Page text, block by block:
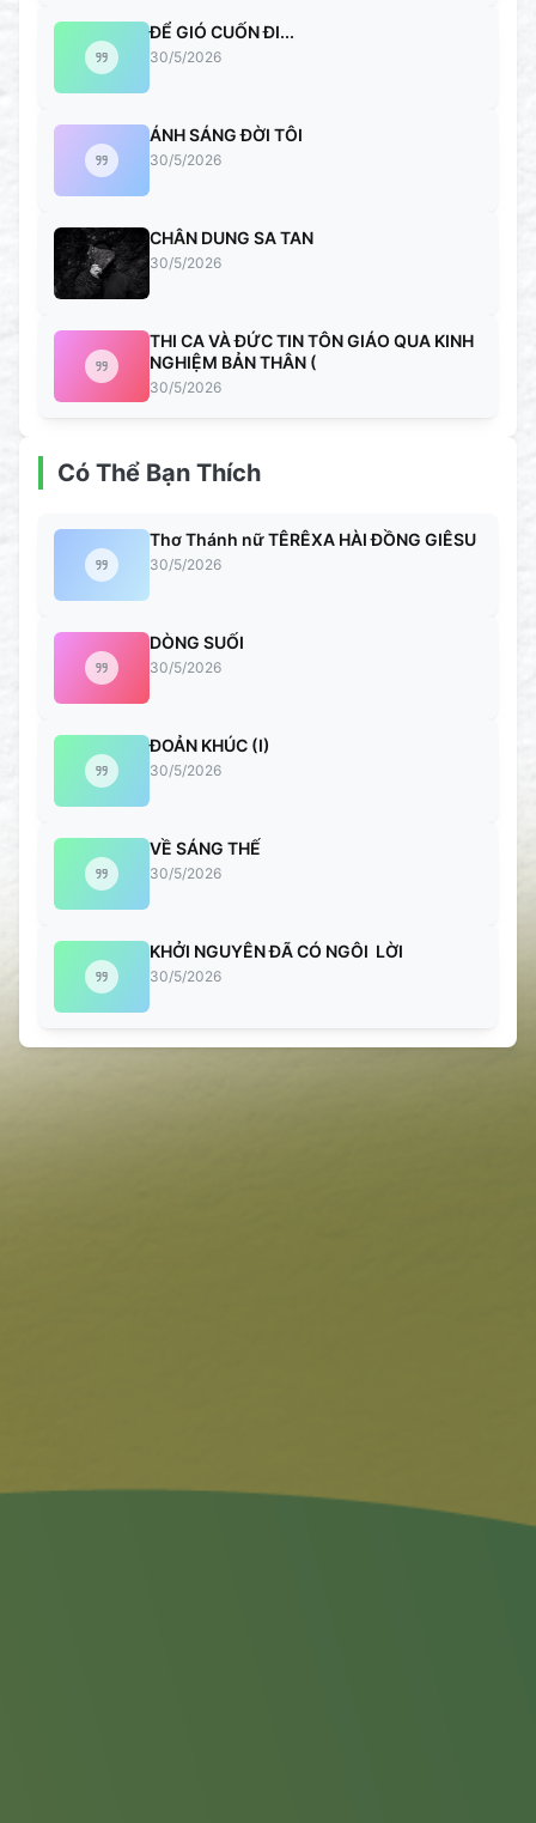
ĐỂ GIÓ CUỐN ĐI...
30/5/2026
ÁNH SÁNG ĐỜI TÔI
30/5/2026
CHÂN DUNG SA TAN
30/5/2026
THI CA VÀ ĐỨC TIN TÔN GIÁO QUA KINH
NGHIỆM BẢN THÂN (
30/5/2026
Có Thể Bạn Thích
Thơ Thánh nữ TÊRÊXA HÀI ĐỒNG GIÊSU
30/5/2026
DÒNG SUỐI
30/5/2026
ĐOẢN KHÚC (I)
30/5/2026
VỀ SÁNG THẾ
30/5/2026
KHỞI NGUYÊN ĐÃ CÓ NGÔI LỜI
30/5/2026